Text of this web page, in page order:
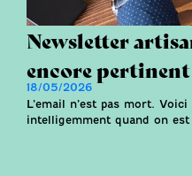
Newsletter
encore
18/05/2026
L’email n’est pas mort.
intelligemment quand on